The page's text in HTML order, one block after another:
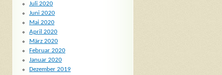
Juli 2020
Juni 2020
Mai 2020
April 2020
März 2020
Februar 2020
Januar 2020
Dezember 2019